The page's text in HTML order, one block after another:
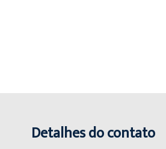
Detalhes do contato